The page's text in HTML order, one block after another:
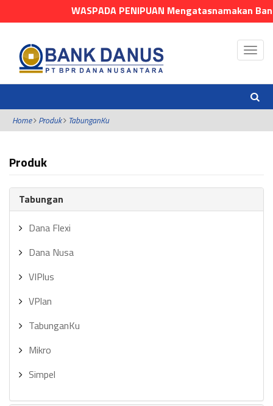
WASPADA PENIPUAN Mengatasnamakan
Home Produk TabunganKu
Produk
Tabungan
Dana Flexi
Dana Nusa
VIPlus
VPlan
TabunganKu
Mikro
Simpel